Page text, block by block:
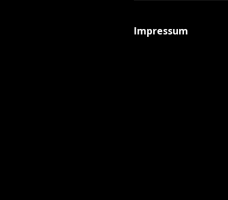
Impressum